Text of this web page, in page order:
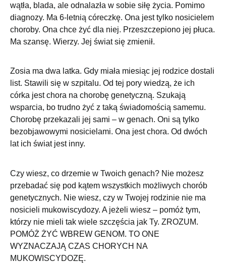
wątła, blada, ale odnalazła w sobie siłę życia. Pomimo
diagnozy. Ma 6-letnią córeczkę. Ona jest tylko nosicielem
choroby. Ona chce żyć dla niej. Przeszczepiono jej płuca.
Ma szansę. Wierzy. Jej świat się zmienił.
Zosia ma dwa latka. Gdy miała miesiąc jej rodzice dostali
list. Stawili się w szpitalu. Od tej pory wiedzą, że ich
córka jest chora na chorobę genetyczną. Szukają
wsparcia, bo trudno żyć z taką świadomością samemu.
Chorobę przekazali jej sami – w genach. Oni są tylko
bezobjawowymi nosicielami. Ona jest chora. Od dwóch
lat ich świat jest inny.
Czy wiesz, co drzemie w Twoich genach? Nie możesz
przebadać się pod kątem wszystkich możliwych chorób
genetycznych. Nie wiesz, czy w Twojej rodzinie nie ma
nosicieli mukowiscydozy. A jeżeli wiesz – pomóż tym,
którzy nie mieli tak wiele szczęścia jak Ty. ZROZUM.
POMÓŻ ŻYĆ WBREW GENOM. TO ONE
WYZNACZAJĄ CZAS CHORYCH NA
MUKOWISCYDOZĘ.